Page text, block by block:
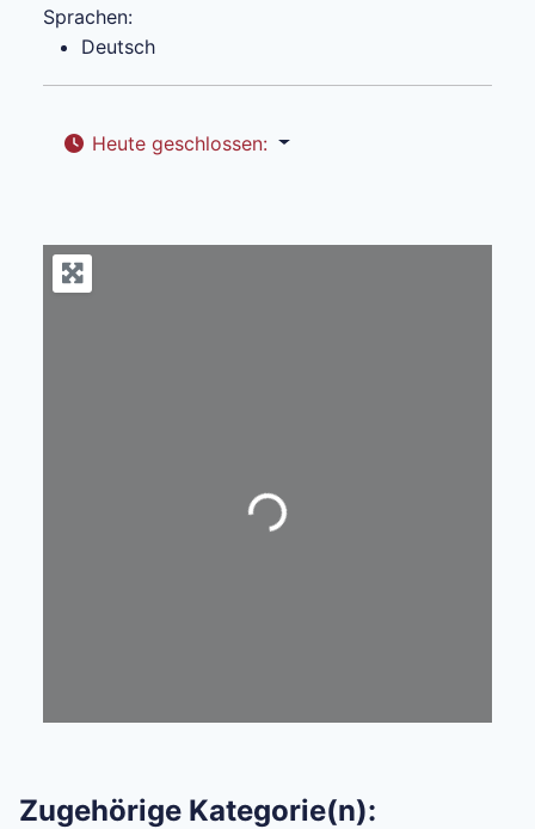
Sprachen:
Deutsch
Heute geschlossen:
Wird geladen …
Zugehörige Kategorie(n):